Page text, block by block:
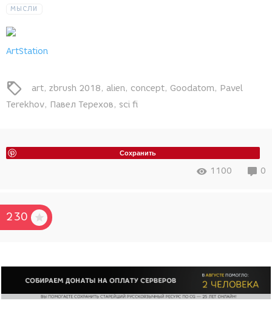
МЫСЛИ
ArtStation
art zbrush 2018 alien concept Goodatom
Pavel
Terekhov
Павел Терехов sci fi
Сохранить
1100 0
230